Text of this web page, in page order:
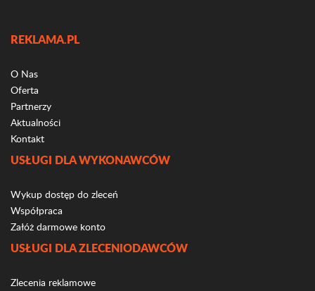
REKLAMA.PL
O Nas
Oferta
Partnerzy
Aktualności
Kontakt
USŁUGI DLA WYKONAWCÓW
Wykup dostęp do zleceń
Współpraca
Załóż darmowe konto
USŁUGI DLA ZLECENIODAWCÓW
Zlecenia reklamowe